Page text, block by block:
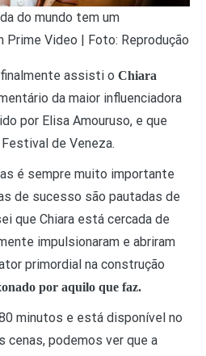
do mundo tem um
Prime Video | Foto: Reprodução
assisti o Chiara
da maior influenciadora
por Elisa Amouruso, e que
de Veneza.
é sempre muito importante
de sucesso são pautadas de
que Chiara está cercada de
impulsionaram e abriram
primordial na construção
por aquilo que faz.
minutos e está disponível no
cenas, podemos ver que a